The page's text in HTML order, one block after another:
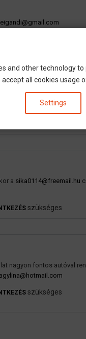
hozzá? Hogy működik
a sika0114@freemail.hu
szükséges
nagyon fontos autóval
szükséges
and other technology
all cookies usage
Settings